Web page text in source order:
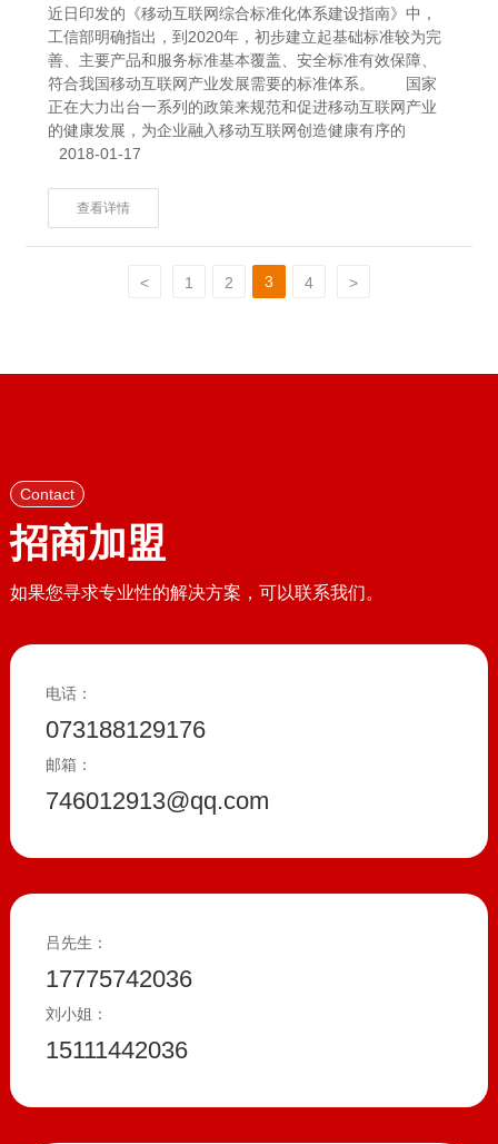
近日印发的《移动互联网综合标准化体系建设指南》中，
工信部明确指出，到2020年，初步建立起基础标准较为完
善、主要产品和服务标准基本覆盖、安全标准有效保障、
符合我国移动互联网产业发展需要的标准体系。 国家
正在大力出台一系列的政策来规范和促进移动互联网产业
的健康发展，为企业融入移动互联网创造健康有序的
2018-01-17
查看详情
< 1 2 3 4 >
Contact
招商加盟
如果您寻求专业性的解决方案，可以联系我们。
电话：
073188129176
邮箱：
746012913@qq.com
吕先生：
17775742036
刘小姐：
15111442036